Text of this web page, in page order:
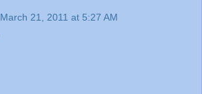
March 21, 2011 at 5:27 AM